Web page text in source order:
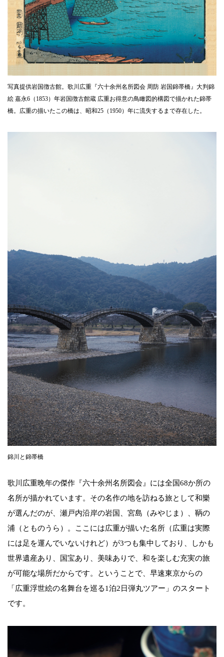
写真提供岩国徴古館。歌川広重『六十余州名所図会 周防 岩国錦帯橋』大判錦
絵 嘉永6（1853）年岩国徴古館蔵 広重お得意の鳥瞰図的構図で描かれた錦帯
橋。広重の描いたこの橋は、昭和25（1950）年に流失するまで存在した。
錦川と錦帯橋
歌川広重晩年の傑作『六十余州名所図会』には全国68か所の
名所が描かれています。その名作の地を訪ねる旅として和樂
が選んだのが、瀬戸内沿岸の岩国、宮島（みやじま）、鞆の
浦（とものうら）。ここには広重が描いた名所（広重は実際
には足を運んでいないけれど）が3つも集中しており、しかも
世界遺産あり、国宝あり、美味ありで、和を楽しむ充実の旅
が可能な場所だからです。ということで、早速東京からの
「広重浮世絵の名舞台を巡る1泊2日弾丸ツアー」のスタート
です。